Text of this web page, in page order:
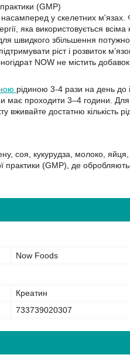
(GMP)
у скелетних
яка використовується всіма
швидкого збільшення
ріст і розвиток
NOW не містить добавок
рідиною 3-4 рази на день до
проходити 3–4 години.
достатню кількість
соя, кукурудза, молоко, яйця,
(GMP), де
Now Foods
Креатин
733739020307